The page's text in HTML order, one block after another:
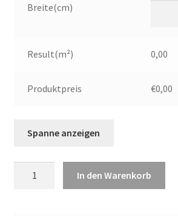
Breite(cm)
Result(m²) 0,00
Produktpreis €0,00
In den Warenkorb